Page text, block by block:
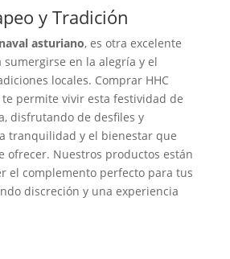
y Tradición
asturiano, es otra excelente
en la alegría y el
locales. Comprar HHC
permite vivir esta festividad de
disfrutando de desfiles y
tranquilidad y el bienestar que
ofrecer. Nuestros productos están
el complemento perfecto para tus
discreción y una experiencia